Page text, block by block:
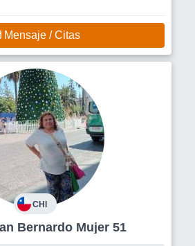
Mensaje / Citas
CHI
Maipo - San Bernardo Mujer 51